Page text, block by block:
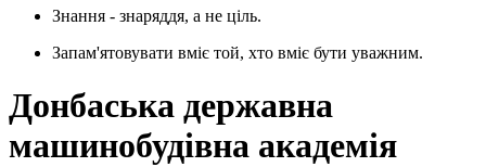
Знання - знаряддя, а не ціль.
Запам'ятовувати вміє той, хто вміє бути уважним.
Донбаська державна
машинобудівна академія